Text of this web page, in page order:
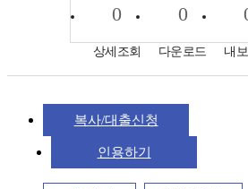
0
상세조회
0
다운로드 내
복사/대출신청
인용하기